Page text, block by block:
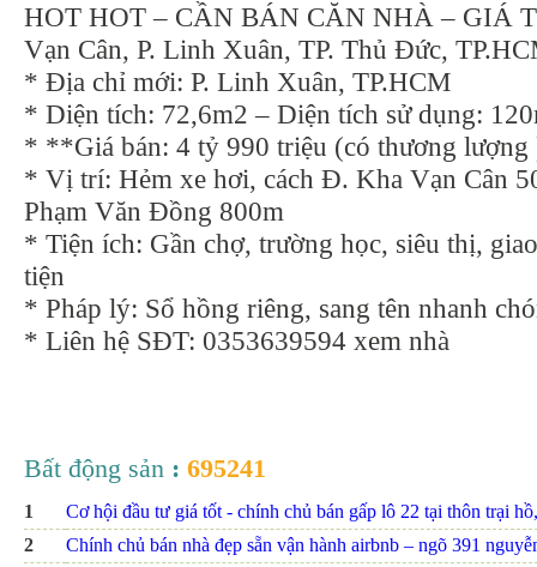
HOT HOT – CẦN BÁN CĂN NHÀ – GIÁ
Vạn Cân, P. Linh Xuân, TP. Thủ Đức,
* Địa chỉ mới: P. Linh Xuân, TP.HCM
* Diện tích: 72,6m2 – Diện tích sử dụng:
* **Giá bán: 4 tỷ 990 triệu (có thương lượng
* Vị trí: Hẻm xe hơi, cách Đ. Kha Vạn Cân
Phạm Văn Đồng 800m
* Tiện ích: Gần chợ, trường học, siêu thị,
tiện
* Pháp lý: Sổ hồng riêng, sang tên nhanh
* Liên hệ SĐT: 0353639594 xem nhà
Bất động sản : 695241
1
Cơ hội đầu tư giá tốt - chính chủ bán gấp lô 22 tại thôn trại
2
Chính chủ bán nhà đẹp sẵn vận hành airbnb – ngõ 391